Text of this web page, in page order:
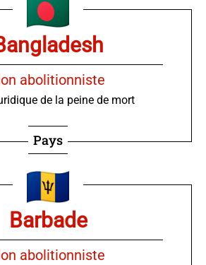
abolitionniste
de la peine de mort
Pays
Barbade
abolitionniste